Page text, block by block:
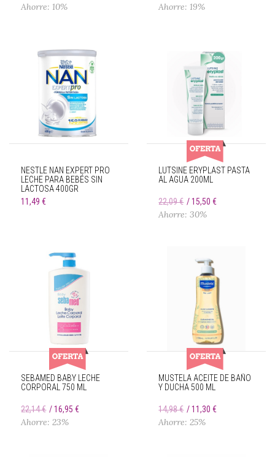
Ahorre: 10% Ahorre: 19%
NESTLÉ NAN EXPERT PRO
LECHE PARA BEBÉS SIN
LACTOSA 400GR
11,49 €
LUTSINE ERYPLAST PASTA
AL AGUA 200ML
22,09 € 15,50 €
Ahorre: 30%
SEBAMED BABY LECHE
CORPORAL 750 ML
22,14 € 16,95 €
Ahorre: 23%
MUSTELA ACEITE DE BAÑO
Y DUCHA 500 ML
14,98 € 11,30 €
Ahorre: 25%